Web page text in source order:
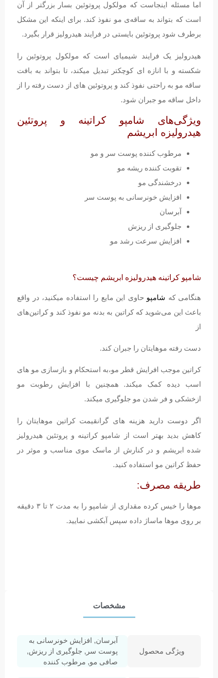
اما مسئله اینجاست که مولکول پروتوئین بسار بزرگتر از آن
است که بتواند به ساقه‌ی مو نفوذ کند. برای اینکه این مشکل
برطرف شود پروتوئین بایستی در فرایند هیدرولیز قرار بگیرد.
هیدرولیز یک فرایند شیمیای است که مولکول پروتوئین را
شکسته و با انازه ای کوچکتر تبدیل میکند، تا بتواند به بافت
ساقه مو به راحتی نفوذ کند و پروتوئین های از دست رفته را از
داخل ساقه مو جبران شود.
ویژگی‌های شامپو کراتینه و پروتئین
هیدرولیزه ابریشم
مرطوب کننده پوست سر و مو
تقوبت کننده ریشه مو
درخشندگی مو
افزایش خونرسانی به پوست سر
آبرسان
جلوگیری از ریزش
افزایش سرعت رشد مو
شامپو کراتینه هیدرولیزه ابریشم چیست؟
هنگامی که شامپو حاوی این مایع را استفاده میکنید، در واقع
باعث این می‌شوید که کراتین به بدنه مو نفوذ کند و کراتین‌های
از
دست رفته موهایتان را جبران کند.
کراتین موجب افرایش قطر مو،به استحکام و بازسازی مو های
اسب دیده کمک میکند. همچنین با افزایش رطوبت مو
ازخشکی و فر شدن مو جلوگیری میکند.
اگر دوست دارید هزینه های گرانقیمت کراتین موهایتان را
کاهش بدید بهتر است از شامپو کراتینه و پروتئین هیدرولیز
شده ابریشم و در کنارش از ماسک موی مناسب و موثر در
حفظ کراتین مو استفاده کنید.
طریقه مصرف:
موها را خیس کرده مقداری از شامپو را به مدت ۲ تا ۳ دقیقه
بر روی موها ماساژ داده سپس آبکشی نمایید.
مشخصات
ویژگی محصول
آبرسان, افزایش خونرسانی به
پوست سر, جلوگیری از ریزش,
صافی مو, مرطوب کننده